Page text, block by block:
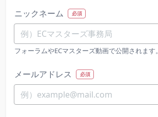
ニックネーム 必須
フォーラムやECマスターズ動画で公開されます。
メールアドレス 必須